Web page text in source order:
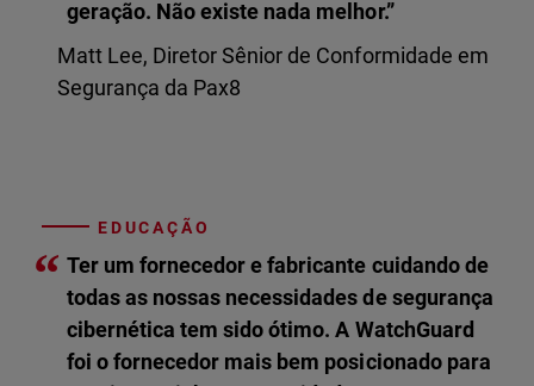
geração. Não existe nada melhor.”
Matt Lee, Diretor Sênior de Conformidade em
Segurança da Pax8
EDUCAÇÃO
“ Ter um fornecedor e fabricante cuidando de
todas as nossas necessidades de segurança
cibernética tem sido ótimo. A WatchGuard
foi o fornecedor mais bem posicionado para